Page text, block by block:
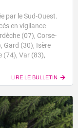
par le Sud-Ouest.
en vigilance
(07), Corse-
Gard (30), Isère
(74), Var (83),
LIRE LE BULLETIN